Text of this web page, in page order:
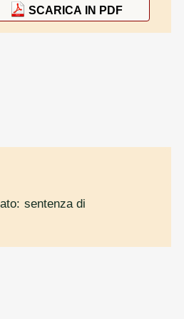
SCARICA IN PDF
sentenza di